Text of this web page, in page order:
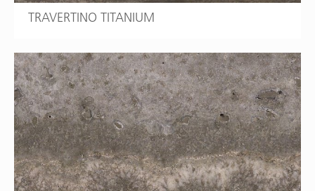
TRAVERTINO TITANIUM